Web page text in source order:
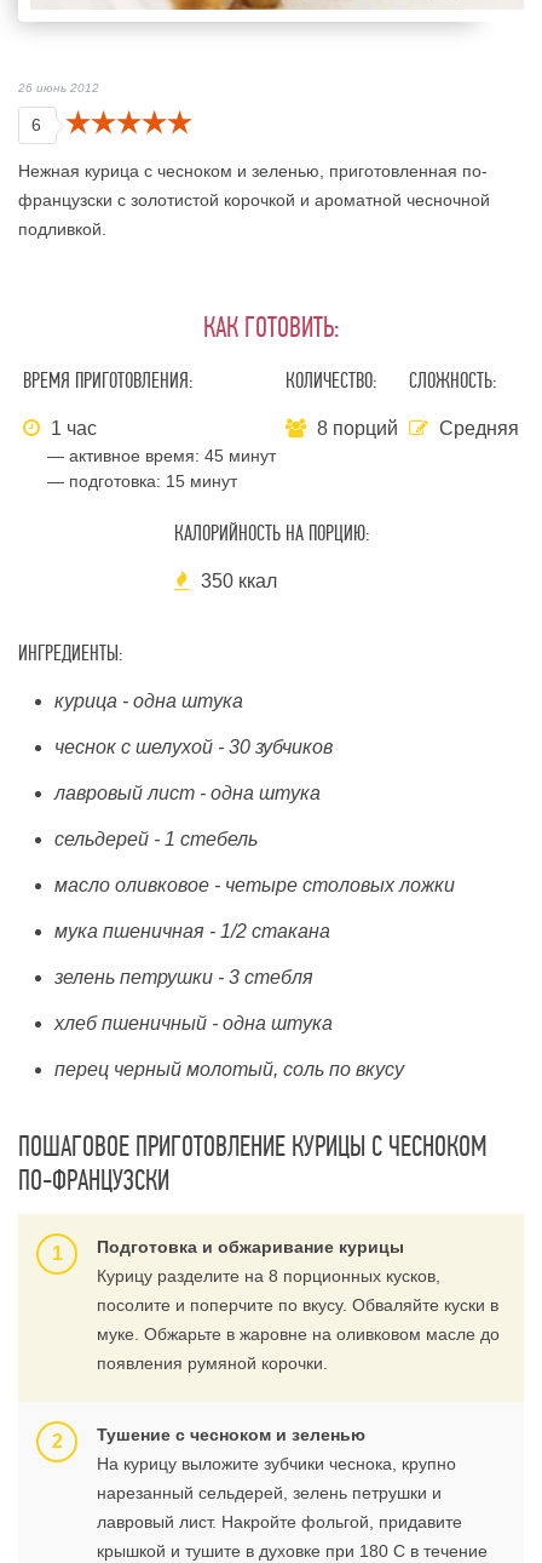
26 июнь 2012
6
Нежная курица с чесноком и зеленью, приготовленная по-
французски с золотистой корочкой и ароматной чесночной
подливкой.
КАК ГОТОВИТЬ:
ВРЕМЯ ПРИГОТОВЛЕНИЯ:
1 час
— активное время:45 минут
— подготовка: 15 минут
КОЛИЧЕСТВО:
8 порций
СЛОЖНОСТЬ:
Средняя
КАЛОРИЙНОСТЬ НА ПОРЦИЮ:
350 ккал
ИНГРЕДИЕНТЫ:
курица - одна штука
чеснок с шелухой - 30 зубчиков
лавровый лист - одна штука
сельдерей - 1 стебель
масло оливковое - четыре столовых ложки
мука пшеничная - 1/2 стакана
зелень петрушки - 3 стебля
хлеб пшеничный - одна штука
перец черный молотый, соль по вкусу
ПОШАГОВОЕ ПРИГОТОВЛЕНИЕ КУРИЦЫ С ЧЕСНОКОМ
ПО-ФРАНЦУЗСКИ
Подготовка и обжаривание курицы
Курицу разделите на 8 порционных кусков,
посолите и поперчите по вкусу. Обваляйте куски в
муке. Обжарьте в жаровне на оливковом масле до
появления румяной корочки.
Тушение с чесноком и зеленью
На курицу выложите зубчики чеснока, крупно
нарезанный сельдерей, зелень петрушки и
лавровый лист. Накройте фольгой, придавите
крышкой и тушите в духовке при 180 С в течение